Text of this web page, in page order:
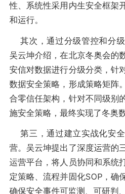
性、系统性采用内生安全框架
和运行。
其次，通过分级管控和分级
吴云坤介绍，在北京冬奥会的
安信对数据进行分级分类，针
数据安全策略，形成策略矩阵
合零信任架构，针对不同级别
施安全策略，最终实现了冬奥数
第三，通过建立实战化安
营。吴云坤提出了深度运营的
运营平台，将人员协同和系统
定策略、流程并固化SOP，确
确保安全事件可监测、可研判